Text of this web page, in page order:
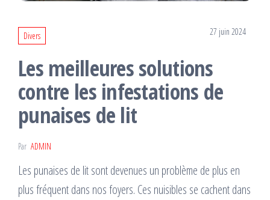
Divers 27 juin 2024
Les meilleures solutions
contre les infestations de
punaises de lit
Par ADMIN
Les punaises de lit sont devenues un problème de plus en
plus fréquent dans nos foyers. Ces nuisibles se cachent dans